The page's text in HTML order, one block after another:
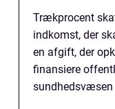
Trækprocent
indkomst, der
en afgift, der
finansiere